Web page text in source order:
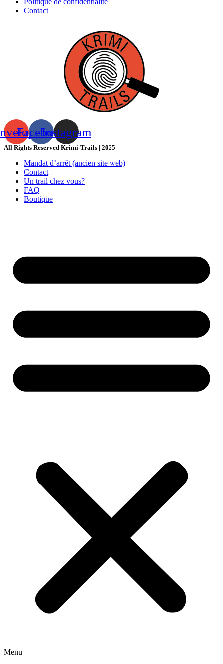
Politique de confidentialité
Contact
FacebookInstagram
All Rights Reserved Krimi-Trails | 2025
Mandat d’arrêt (ancien site web)
Contact
Un trail chez vous?
FAQ
Boutique
Menu